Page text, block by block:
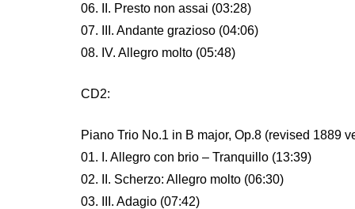
06. II. Presto non assai (03:28)
07. III. Andante grazioso (04:06)
08. IV. Allegro molto (05:48)
CD2:
Piano Trio No.1 in B major, Op.8 (revised 1889
01. I. Allegro con brio – Tranquillo (13:39)
02. II. Scherzo: Allegro molto (06:30)
03. III. Adagio (07:42)